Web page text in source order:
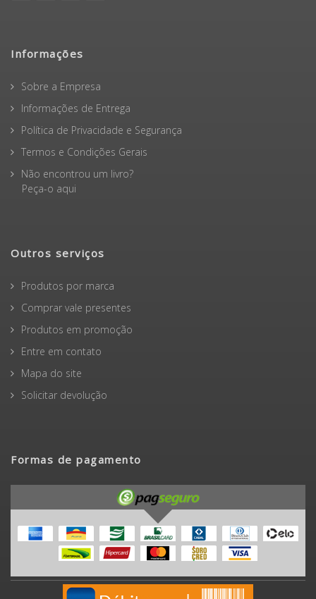
Informações
Sobre a Empresa
Informações de Entrega
Política de Privacidade e Segurança
Termos e Condições Gerais
Não encontrou um livro?
Peça-o aqui
Outros serviços
Produtos por marca
Comprar vale presentes
Produtos em promoção
Entre em contato
Mapa do site
Solicitar devolução
Formas de pagamento